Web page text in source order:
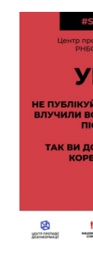
день
13